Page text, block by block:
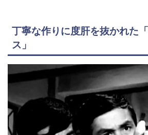
丁寧な作りに度肝を抜かれた
ス」